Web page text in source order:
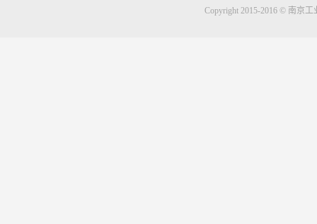
Copyright 2015-2016 © 南京工